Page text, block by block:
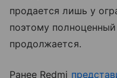
продается лишь у
поэтому
продолжается.
Ранее Redmi